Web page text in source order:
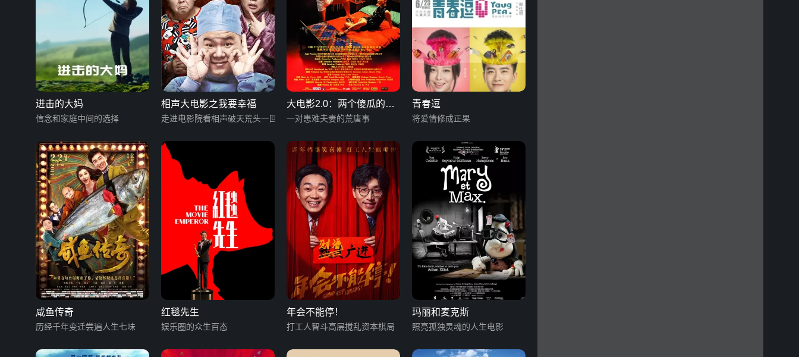
进击的大妈
信念和家庭中间的选择
相声大电影之我要幸福
走进电影院看相声破天荒头一回
大电影2.0：两个傻瓜的荒
唐事
一对患难夫妻的荒唐事
青春逗
将爱情修成正果
咸鱼传奇
历经千年变迁尝遍人生七味
红毯先生
娱乐圈的众生百态
年会不能停！
打工人智斗高层搅乱资本棋局
玛丽和麦克斯
照亮孤独灵魂的人生电影